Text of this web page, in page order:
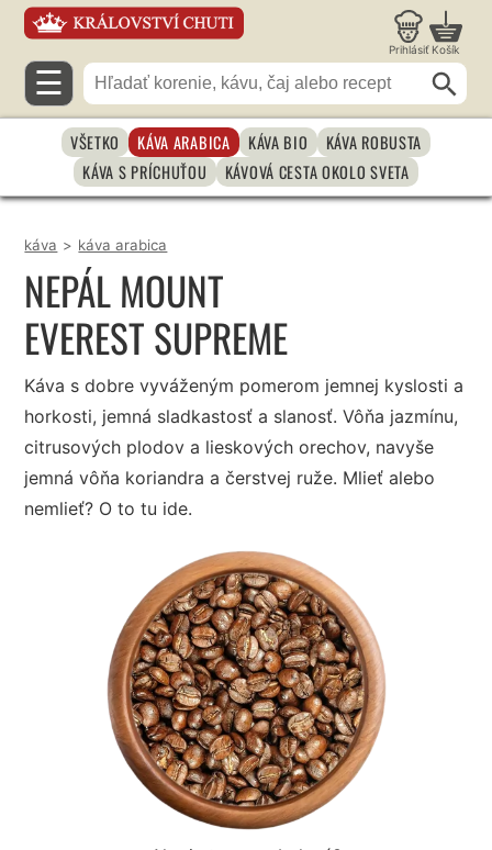
Prihlásiť Košík
☰
VŠETKO KÁVA ARABICA KÁVA BIO
KÁVA ROBUSTA
KÁVA S PRÍCHUŤOU
KÁVOVÁ CESTA OKOLO SVETA
káva > káva arabica
NEPÁL MOUNT
EVEREST SUPREME
Káva s dobre vyváženým pomerom jemnej kyslosti a
horkosti, jemná sladkastosť a slanosť. Vôňa jazmínu,
citrusových plodov a lieskových orechov, navyše
jemná vôňa koriandra a čerstvej ruže. Mlieť alebo
nemlieť? O to tu ide.